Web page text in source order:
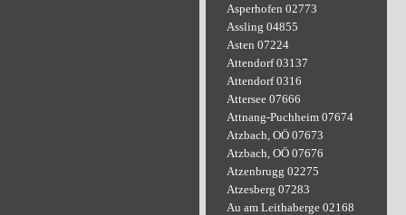
Asperhofen 02773
Assling 04855
Asten 07224
Attendorf 03137
Attendorf 0316
Attersee 07666
Attnang-Puchheim 07674
Atzbach, OÖ 07673
Atzbach, OÖ 07676
Atzenbrugg 02275
Atzesberg 07283
Au am Leithaberge 02168